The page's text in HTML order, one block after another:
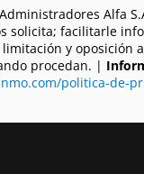
Alfa
facilitarle
y oposición
procedan. |
politica-de-